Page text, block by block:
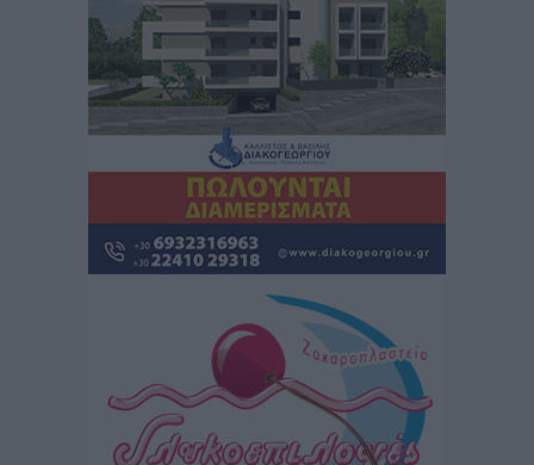
Iατρικός Σύλλογος Ροδου προς Α. Γεωργιάδη:
Στρατηγικές Προτάσεις για την Ενίσχυση της
Δημόσιας Υγείας στη Νησιωτική Ελλάδα και στα
Νοσοκομεία της Γ΄ Ζώνης
πριν 4 ώρες
Πάνθηρες: Ξεκίνησαν αισιόδοξοι για την παρθενική
“πτήση” τους
Αθλητικά• πριν 4 ώρες
Άρης Αρχαγγέλου: Στο πλευρό του άτυχου Ιάκωβου
• πριν 4 ώρες
Φοίβος: Η μεγάλη επιστροφή του Μπρένο Σαλβατιέρα